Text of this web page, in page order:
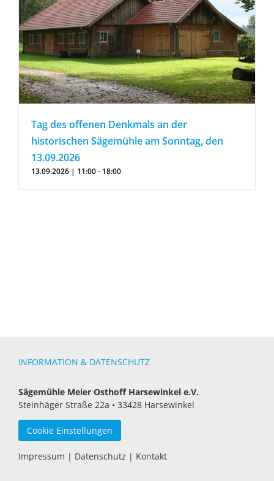
Tag des offenen Denkmals an der
historischen Sägemühle am Sonntag, den
13.09.2026
13.09.2026 | 11:00- 18:00
INFORMATION & DATENSCHUTZ
Sägemühle Meier Osthoff Harsewinkel e.V.
Steinhäger Straße 22a • 33428 Harsewinkel
Cookie Einstellungen
Impressum | Datenschutz | Kontakt